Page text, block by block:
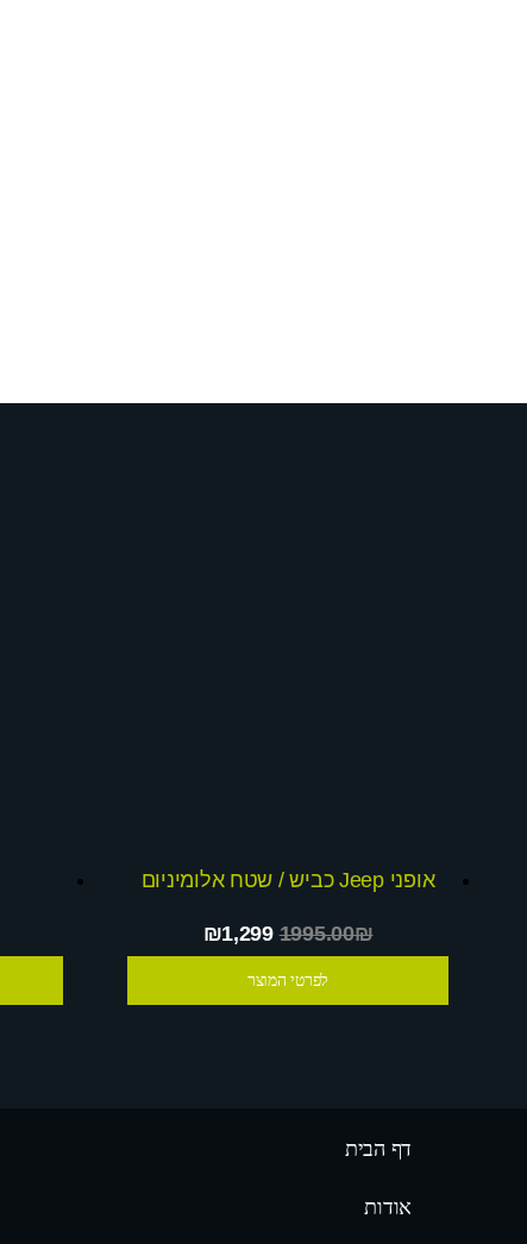
אופני Jeep כביש / שטח אלומיניום
₪1,2991995.00₪
לפרטי המוצר
דף הבית
אודות